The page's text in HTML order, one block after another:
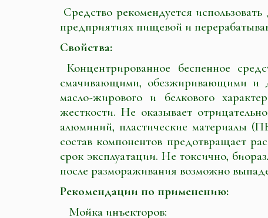
Средство рекомендуется
предприятиях пищевой и
Свойства:
Концентрированное беспенное
смачивающими, обезжиривающими и
масло-жирового и белкового
жесткости. Не оказывает
алюминий, пластические материалы
состав компонентов предотвращает
срок эксплуатации. Не токсично,
после размораживания возможно
Рекомендации по применению:
Мойка инъекторов: